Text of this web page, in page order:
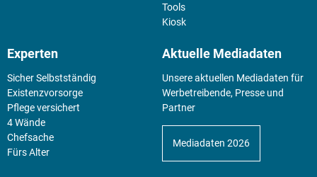
Tools
Kiosk
Experten
Sicher Selbstständig
Existenz­vorsorge
Pflege versichert
4 Wände
Chefsache
Fürs Alter
Aktuelle Mediadaten
Unsere aktuellen Mediadaten für
Werbetreibende, Presse und
Partner
Mediadaten 2026